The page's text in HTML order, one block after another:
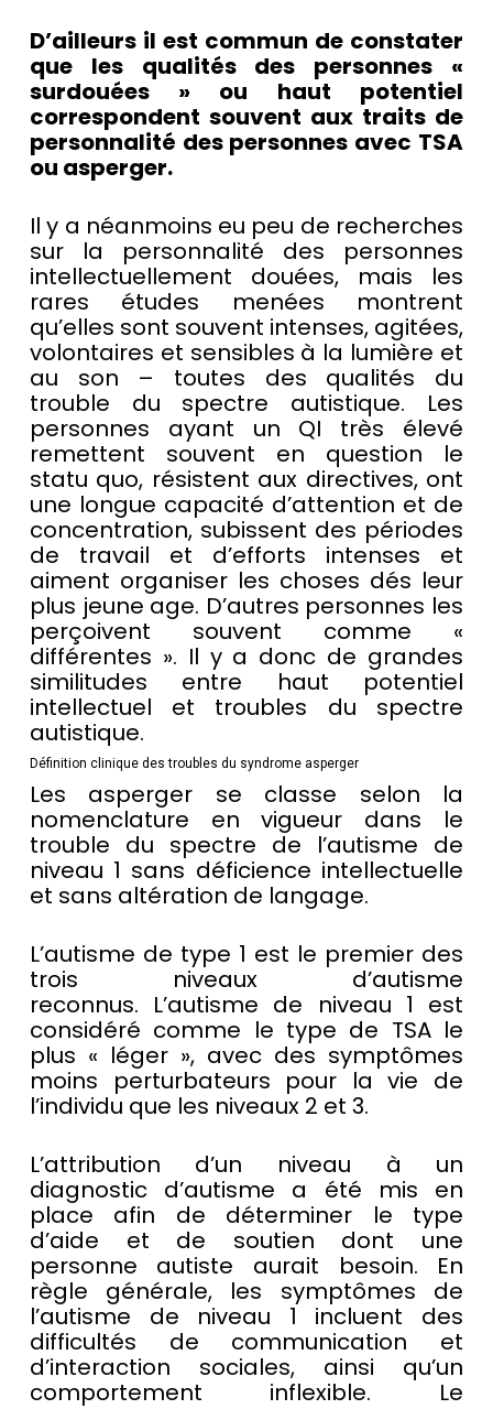
D’ailleurs il est commun de constater
que les qualités des personnes «
surdouées » ou haut potentiel
correspondent souvent aux traits de
personnalité des personnes avec TSA
ou asperger.
Il y a néanmoins eu peu de recherches
sur la personnalité des personnes
intellectuellement douées, mais les
rares études menées montrent
qu’elles sont souvent intenses, agitées,
volontaires et sensibles à la lumière et
au son – toutes des qualités du
trouble du spectre autistique. Les
personnes ayant un QI très élevé
remettent souvent en question le
statu quo, résistent aux directives, ont
une longue capacité d’attention et de
concentration, subissent des périodes
de travail et d’efforts intenses et
aiment organiser les choses dés leur
plus jeune age. D’autres personnes les
perçoivent souvent comme «
différentes ». Il y a donc de grandes
similitudes entre haut potentiel
intellectuel et troubles du spectre
autistique.
Définition clinique des troubles du syndrome asperger
Les asperger se classe selon la
nomenclature en vigueur dans le
trouble du spectre de l’autisme de
niveau 1 sans déficience intellectuelle
et sans altération de langage.
L’autisme de type 1 est le premier des
trois niveaux d’autisme
reconnus. L’autisme de niveau 1 est
considéré comme le type de TSA le
plus « léger », avec des symptômes
moins perturbateurs pour la vie de
l’individu que les niveaux 2 et 3.
L’attribution d’un niveau à un
diagnostic d’autisme a été mis en
place afin de déterminer le type
d’aide et de soutien dont une
personne autiste aurait besoin. En
règle générale, les symptômes de
l’autisme de niveau 1 incluent des
difficultés de communication et
d’interaction sociales, ainsi qu’un
comportement inflexible. Le